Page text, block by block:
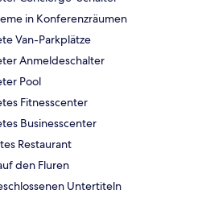
in Konferenzräumen
Van-Parkplätze
Anmeldeschalter
Pool
Fitnesscenter
Businesscenter
Restaurant
den Fluren
Untertiteln